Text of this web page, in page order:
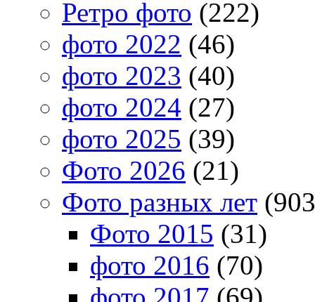
Ретро фото (222)
фото 2022 (46)
фото 2023 (40)
фото 2024 (27)
фото 2025 (39)
Фото 2026 (21)
Фото разных лет
Фото 2015 (31)
фото 2016 (70)